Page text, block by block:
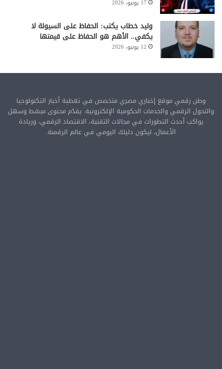
17 يونيو، 2026
وليد خطاب يكتب: الحفاظ على السيولة لا
يكفي.. الأهم هو الحفاظ على قيمتها
12 يونيو، 2026
وطن رقمي موقع إخباري مصري متخصص في تغطية أخبار التكنولوجيا
والتحول الرقمي والخدمات الحكومية الإلكترونية. يقدّم محتوى مبسّط وسهل
يواكب أحدث التطورات في مجالات التقنية، الاقتصاد الرقمي، وريادة
الأعمال، ليكون دليلك اليومي في عالم الرقمنة.